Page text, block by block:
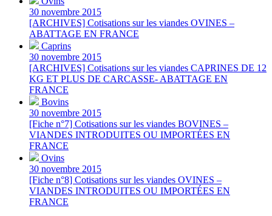
30 novembre 2015
[ARCHIVES] Cotisations sur les viandes OVINES –
ABATTAGE EN FRANCE
Caprins
30 novembre 2015
[ARCHIVES] Cotisations sur les viandes CAPRINES DE 12
KG ET PLUS DE CARCASSE- ABATTAGE EN
FRANCE
Bovins
30 novembre 2015
[Fiche n°7] Cotisations sur les viandes BOVINES –
VIANDES INTRODUITES OU IMPORTÉES EN
FRANCE
Ovins
30 novembre 2015
[Fiche n°8] Cotisations sur les viandes OVINES –
VIANDES INTRODUITES OU IMPORTÉES EN
FRANCE